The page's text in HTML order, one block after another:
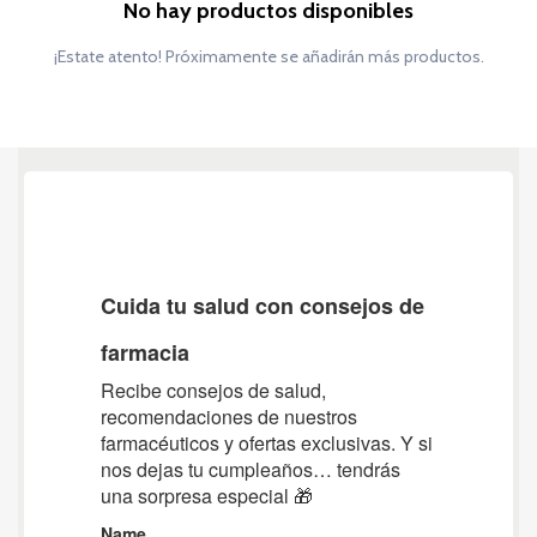
No hay productos disponibles
¡Estate atento! Próximamente se añadirán más productos.